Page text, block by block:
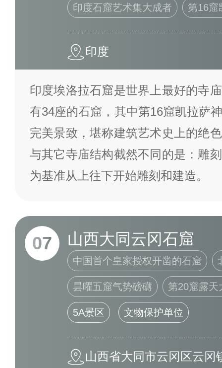
印度石窟艺术集大成者 第16窟
印度
印度埃洛拉石窟是世界上最好的寺
有34座的石窟，其中第16窟凯拉萨
完美景致，堪称建筑艺术史上的绝
与其它寺庙结构截然不同的是：雕
为基准从上往下开始雕刻和建造。
07 山西大同云冈石窟
中国首个皇家授权开凿的石窟
昙曜五窟气势磅礴 第20窟露天
5A景区 文物保护单位
山西省大同市云冈区云冈